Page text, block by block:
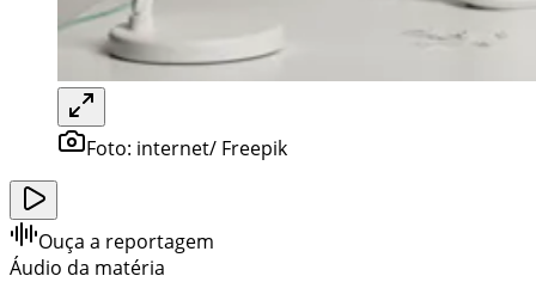
Foto: internet/ Freepik
Ouça a reportagem
Áudio da matéria